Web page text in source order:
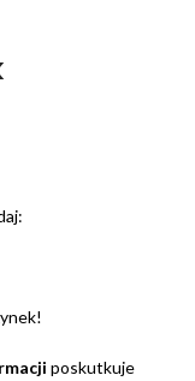
poskutkuje